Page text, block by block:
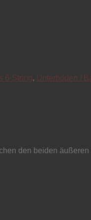
6-String, Unterböden /
den beiden äußeren